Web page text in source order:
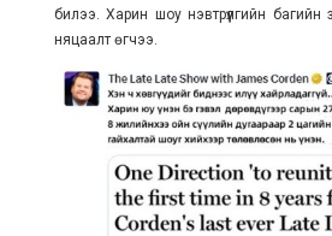
билээ. Харин шоу нэвтрүүлгийн
няцаалт өгчээ.